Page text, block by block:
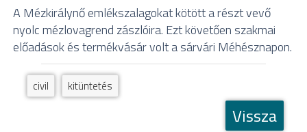
A Mézkirálynő emlékszalagokat kötött a részt vevő
nyolc mézlovagrend zászlóira. Ezt követően szakmai
előadások és termékvásár volt a sárvári Méhésznapon.
civil kitüntetés
Vissza